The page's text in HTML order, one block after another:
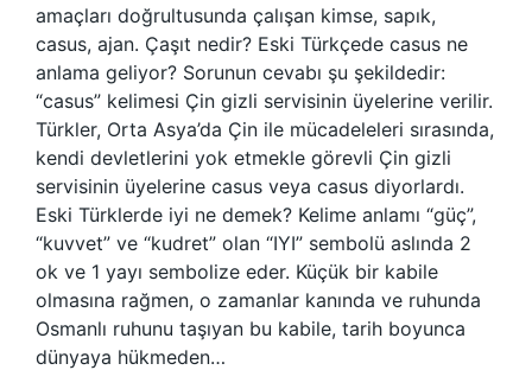
amaçları doğrultusunda çalışan kimse, sapık,
casus, ajan. Çaşıt nedir? Eski Türkçede casus ne
anlama geliyor? Sorunun cevabı şu şekildedir:
“casus” kelimesi Çin gizli servisinin üyelerine verilir.
Türkler, Orta Asya’da Çin ile mücadeleleri sırasında,
kendi devletlerini yok etmekle görevli Çin gizli
servisinin üyelerine casus veya casus diyorlardı.
Eski Türklerde iyi ne demek? Kelime anlamı “güç”,
“kuvvet” ve “kudret” olan “IYI” sembolü aslında 2
ok ve 1 yayı sembolize eder. Küçük bir kabile
olmasına rağmen, o zamanlar kanında ve ruhunda
Osmanlı ruhunu taşıyan bu kabile, tarih boyunca
dünyaya hükmeden…